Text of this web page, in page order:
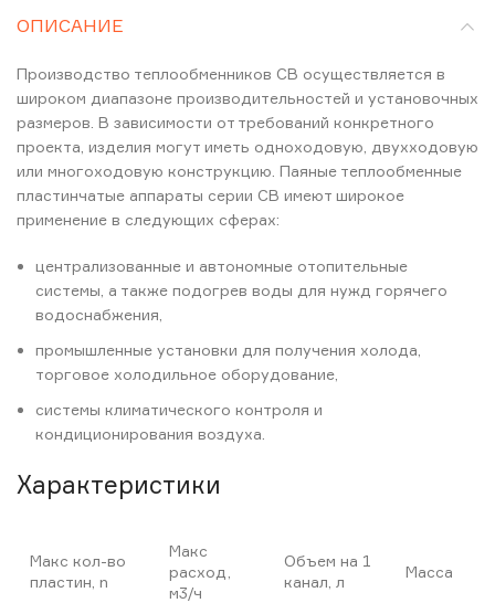
ОПИСАНИЕ
Производство теплообменников CB осуществляется в
широком диапазоне производительностей и установочных
размеров. В зависимости от требований конкретного
проекта, изделия могут иметь одноходовую, двухходовую
или многоходовую конструкцию. Паяные теплообменные
пластинчатые аппараты серии CB имеют широкое
применение в следующих сферах:
централизованные и автономные отопительные
системы, а также подогрев воды для нужд горячего
водоснабжения,
промышленные установки для получения холода,
торговое холодильное оборудование,
системы климатического контроля и
кондиционирования воздуха.
Характеристики
Макс кол-во
пластин, n
Макс
расход,
м3/ч
Объем на 1
канал, л
Масса